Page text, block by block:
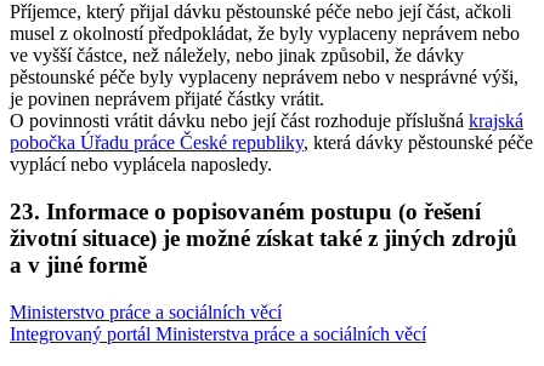
Příjemce, který přijal dávku pěstounské péče nebo její část, ačkoli
musel z okolností předpokládat, že byly vyplaceny neprávem nebo
ve vyšší částce, než náležely, nebo jinak způsobil, že dávky
pěstounské péče byly vyplaceny neprávem nebo v nesprávné výši,
je povinen neprávem přijaté částky vrátit.
O povinnosti vrátit dávku nebo její část rozhoduje příslušná krajská
pobočka Úřadu práce České republiky, která dávky pěstounské péče
vyplácí nebo vyplácela naposledy.
23. Informace o popisovaném postupu (o řešení
životní situace) je možné získat také z jiných zdrojů
a v jiné formě
Ministerstvo práce a sociálních věcí
Integrovaný portál Ministerstva práce a sociálních věcí